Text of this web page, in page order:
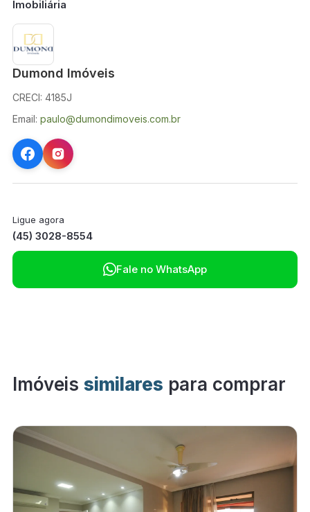
Imobiliária
Dumond Imóveis
CRECI: 4185J
Email: paulo@dumondimoveis.com.br
Ligue agora
(45) 3028-8554
Fale no WhatsApp
Imóveis similares para comprar